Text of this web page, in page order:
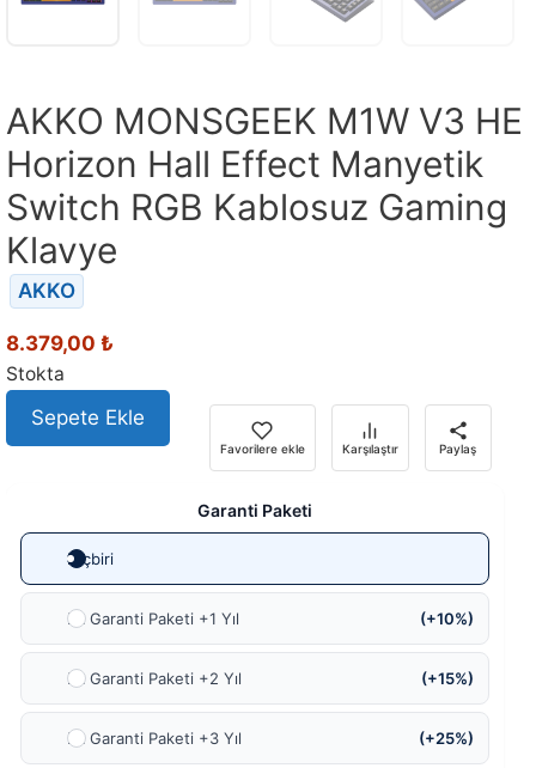
AKKO MONSGEEK M1W V3 HE
Horizon Hall Effect Manyetik
Switch RGB Kablosuz Gaming
Klavye
AKKO
8.379,00 ₺
Stokta
Sepete Ekle
Favorilere ekle Karşılaştır Paylaş
Garanti Paketi
Hiçbiri
Ek Garanti Paketi +1 Yıl (+10%)
Ek Garanti Paketi +2 Yıl (+15%)
Ek Garanti Paketi +3 Yıl (+25%)